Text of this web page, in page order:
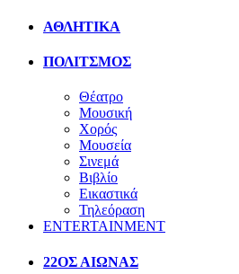
ΑΘΛΗΤΙΚΑ
ΠΟΛΙΤΣΜΟΣ
Θέατρο
Μουσική
Χορός
Μουσεία
Σινεμά
Βιβλίο
Εικαστικά
Τηλεόραση
ENTERTAINMENT
22ΟΣ ΑΙΩΝΑΣ